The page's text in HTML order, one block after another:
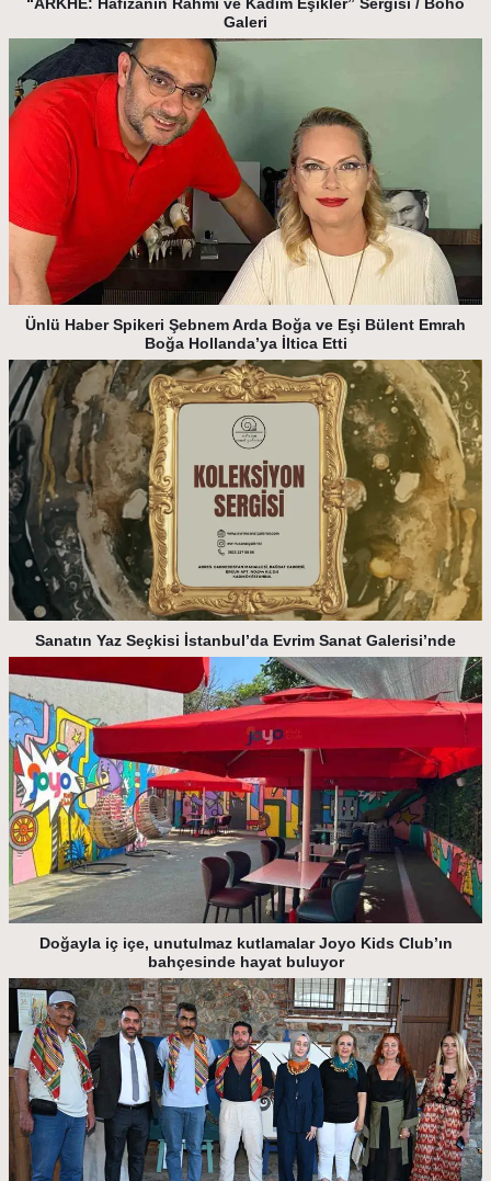
Galeri
Ünlü Haber Spikeri Şebnem Arda Boğa ve Eşi Bülent Emrah
Boğa Hollanda’ya İltica Etti
Sanatın Yaz Seçkisi İstanbul’da Evrim Sanat Galerisi’nde
Doğayla iç içe, unutulmaz kutlamalar Joyo Kids Club’ın
bahçesinde hayat buluyor